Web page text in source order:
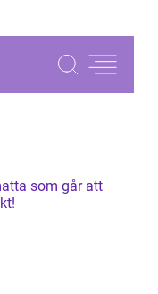
som går att